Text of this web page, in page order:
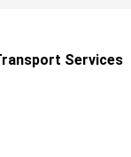
Services